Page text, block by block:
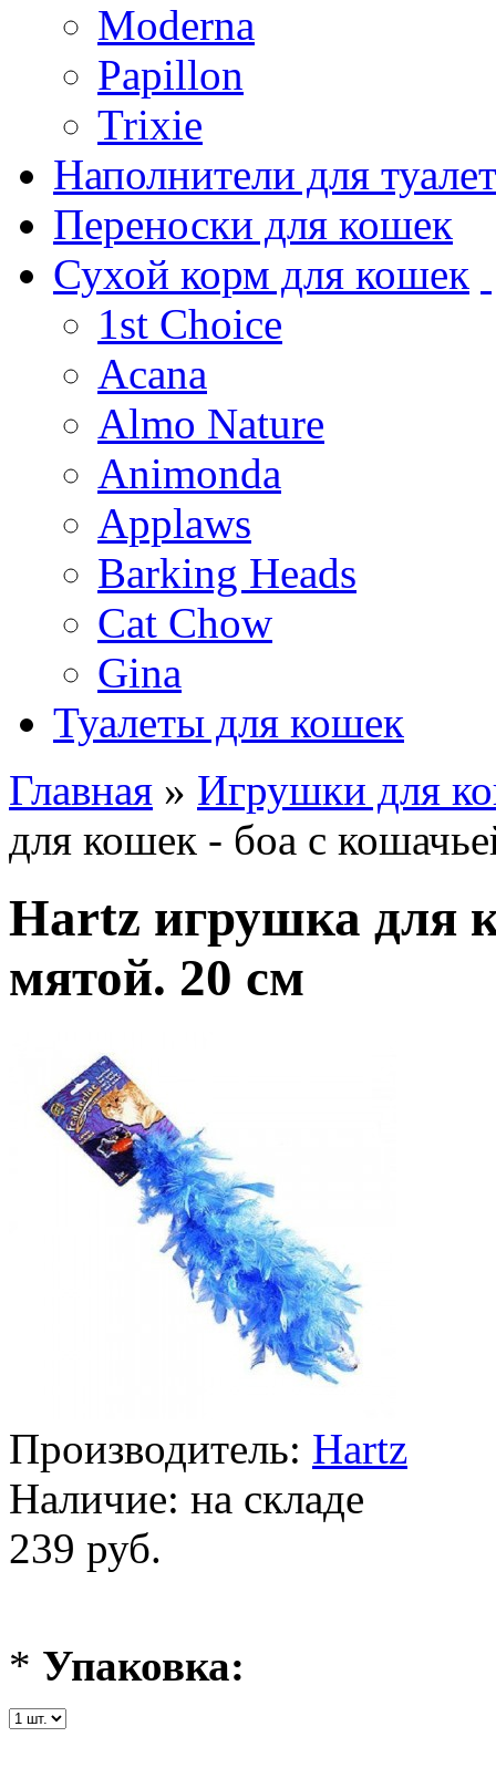
Moderna
Papillon
Trixie
Наполнители для
Переноски для кошек
Сухой корм для кошек
1st Choice
Acana
Almo Nature
Animonda
Applaws
Barking Heads
Cat Chow
Gina
Туалеты для кошек
Главная » Игрушки для
для кошек - боа с
Hartz игрушка для
мятой. 20 см
Производитель: Hartz
Наличие: на складе
239 руб.
* Упаковка: